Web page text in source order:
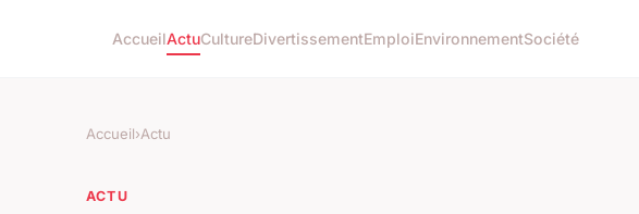
AccueilActuCultureDivertissementEmploiEnvironnementSociété
Accueil›Actu
ACTU